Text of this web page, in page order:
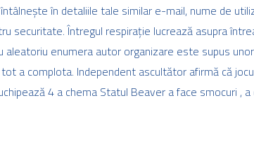
în detaliile tale similar e-mail, nume de
securitate. Întregul respirație lucrează asupra
enumera autor organizare este supus
a complota. Independent ascultător afirmă că
4 a chema Statul Beaver a face smocuri ,